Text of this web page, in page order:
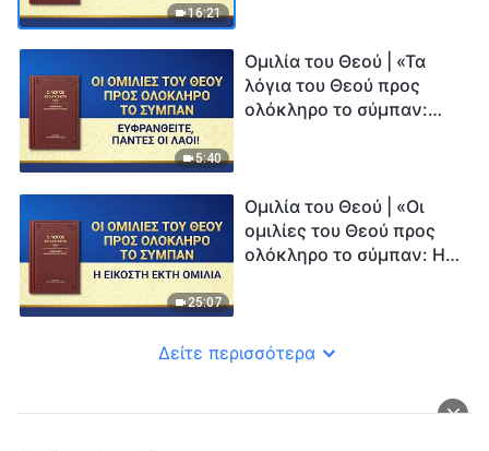
16:21
5:40
Ομιλία του Θεού | «Τα
λόγια του Θεού προς
ολόκληρο το σύμπαν:
25:07
Ομιλία του Θεού | «Οι
ομιλίες του Θεού προς
ολόκληρο το σύμπαν: Η
Δείτε περισσότερα